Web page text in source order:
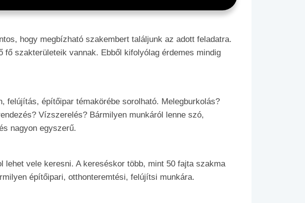
hogy megbízható szakembert találjunk az adott feladatra.
szakterületeik vannak. Ebből kifolyólag érdemes mindig
felújítás, építőipar témakörébe sorolható. Melegburkolás?
Vízszerelés? Bármilyen munkáról lenne szó,
nagyon egyszerű.
vele keresni. A kereséskor több, mint 50 fajta szakma
építőipari, otthonteremtési, felújítsi munkára.